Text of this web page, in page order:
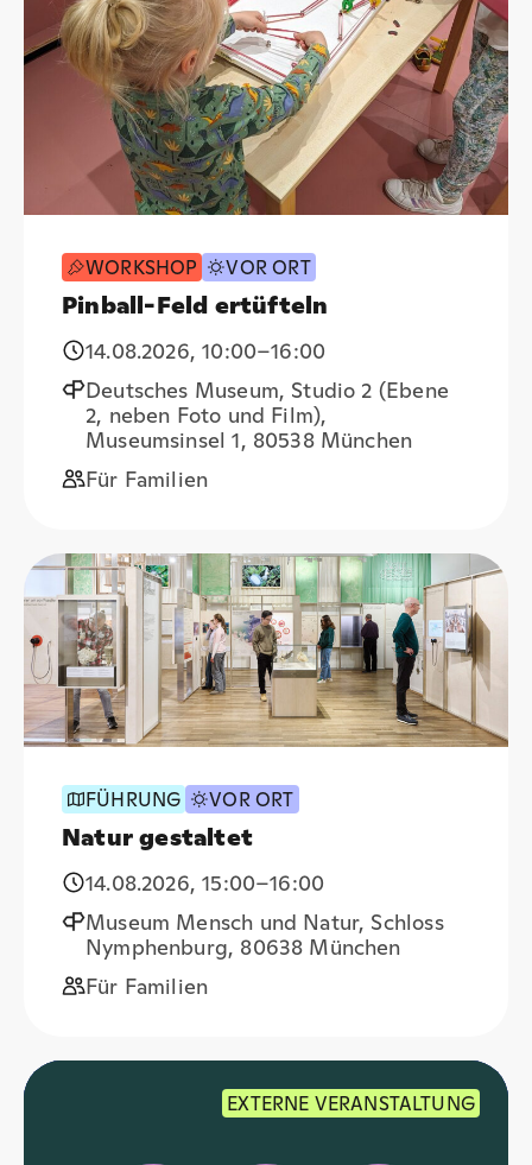
WORKSHOP VOR ORT
Pinball-Feld ertüfteln
14.08.2026,10:00–16:00
Deutsches Museum, Studio 2 (Ebene
2, neben Foto und Film),
Museumsinsel 1, 80538 München
Für Familien
FÜHRUNG VOR ORT
Natur gestaltet
14.08.2026,15:00–16:00
Museum Mensch und Natur, Schloss
Nymphenburg, 80638 München
Für Familien
EXTERNE VERANSTALTUNG